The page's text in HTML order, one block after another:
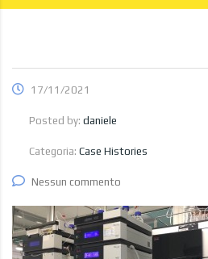
17/11/2021
Posted by: daniele
Categoria: Case Histories
Nessun commento